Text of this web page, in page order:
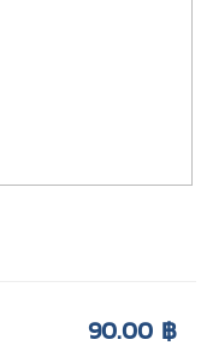
90.00 ฿